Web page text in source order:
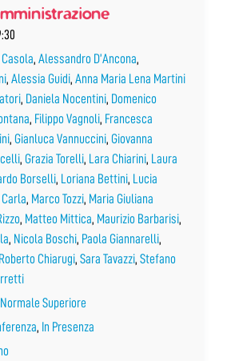
, Alessandro D’Ancona,
, Alessia Guidi, Anna Maria Lena Martini
, Daniela Nocentini, Domenico
, Filippo Vagnoli, Francesca
, Gianluca Vannuccini, Giovanna
, Grazia Torelli, Lara Chiarini, Laura
Borselli, Loriana Bettini, Lucia
, Marco Tozzi, Maria Giuliana
, Matteo Mittica, Maurizio Barbarisi,
, Nicola Boschi, Paola Giannarelli,
Roberto Chiarugi, Sara Tavazzi, Stefano
Superiore
, In Presenza